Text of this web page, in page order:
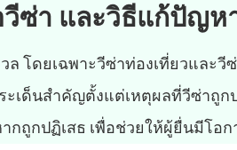
ซ่า และวิธีแก้ปัญห
โดยเฉพาะวีซ่าท่องเที่ยวและวี
เด็นสำคัญตั้งแต่เหตุผลที่วีซ่าถูก
กถูกปฏิเสธ เพื่อช่วยให้ผู้ยื่นมีโอ